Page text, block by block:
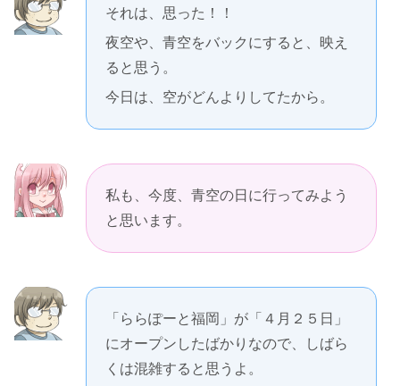
それは、思った！！
夜空や、青空をバックにすると、映え
ると思う。
今日は、空がどんよりしてたから。
私も、今度、青空の日に行ってみよう
と思います。
「ららぽーと福岡」が「４月２５日」
にオープンしたばかりなので、しばら
くは混雑すると思うよ。